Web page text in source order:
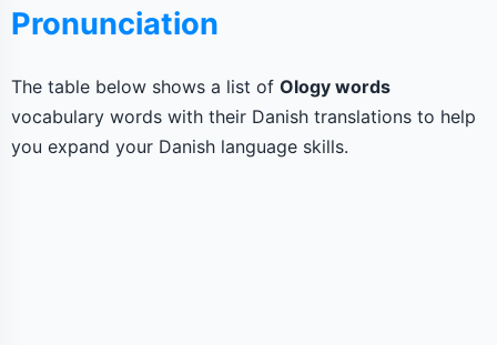
Pronunciation
The table below shows a list of Ology words
vocabulary words with their Danish translations to help
you expand your Danish language skills.